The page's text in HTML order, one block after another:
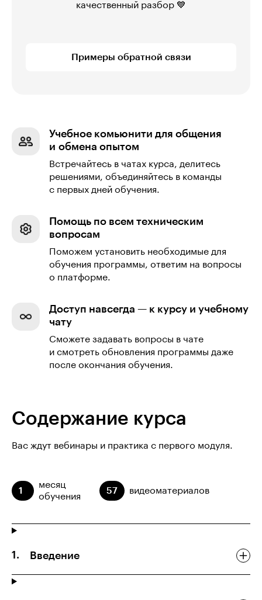
качественный разбор 💙
Примеры обратной связи
Учебное комьюнити для общения
и обмена опытом
Встречайтесь в чатах курса, делитесь
решениями, объединяйтесь в команды
с первых дней обучения.
Помощь по всем техническим
вопросам
Поможем установить необходимые для
обучения программы, ответим на вопросы
о платформе.
Доступ навсегда — к курсу и учебному
чату
Сможете задавать вопросы в чате
и смотреть обновления программы даже
после окончания обучения.
Содержание курса
Вас ждут вебинары и практика с первого модуля.
1
месяц
обучения
57 видеоматериалов
Введение